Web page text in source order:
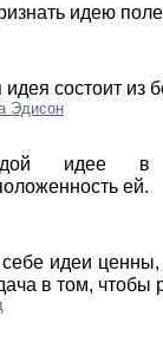
идею
состоит из
Эдисон
идее в
ей.
идеи ценны,
в том, чтобы